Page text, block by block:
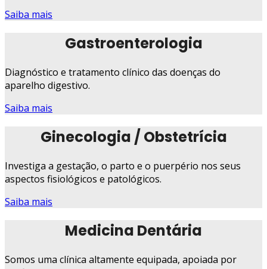
Saiba mais
Gastroenterologia
Diagnóstico e tratamento clínico das doenças do
aparelho digestivo.
Saiba mais
Ginecologia / Obstetrícia
Investiga a gestação, o parto e o puerpério nos seus
aspectos fisiológicos e patológicos.
Saiba mais
Medicina Dentária
Somos uma clínica altamente equipada, apoiada por